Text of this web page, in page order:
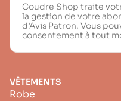
Coudre Shop traite
la gestion de votre
d’Avis Patron. Vous
consentement à tout
VÊTEMENTS
Robe